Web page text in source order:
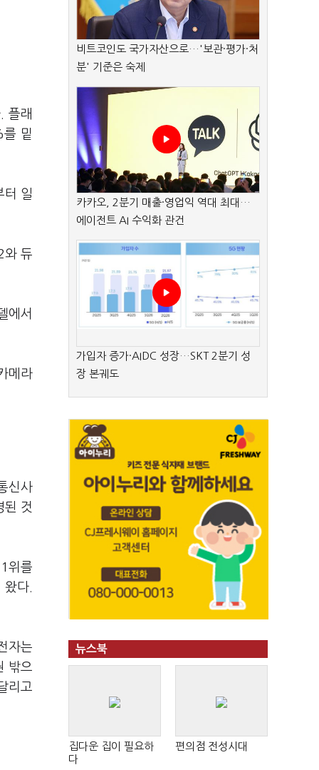
플래
를 밑
터 일
와 듀
에서
메라
신사
된 것
위를
다.
자는
밖으
리고
비트코인도 국가자산으로…'보관·평가·처
분' 기준은 숙제
카카오, 2분기 매출·영업익 역대 최대…
에이전트 AI 수익화 관건
가입자 증가·AIDC 성장…SKT 2분기 성
장 본궤도
뉴스북
집다운 집이 필요하
다
편의점 전성시대